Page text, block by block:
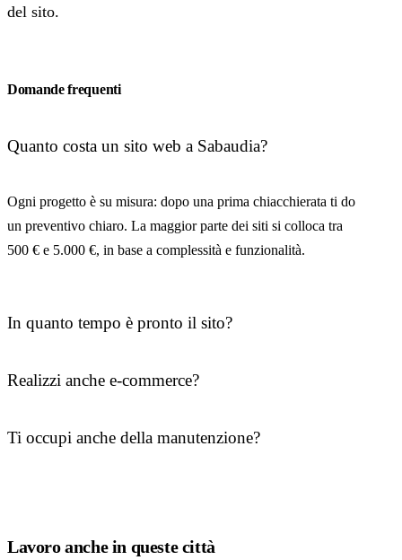
del sito.
Domande frequenti
Quanto costa un sito web a Sabaudia?
Ogni progetto è su misura: dopo una prima chiacchierata ti do
un preventivo chiaro. La maggior parte dei siti si colloca tra
500 € e 5.000 €, in base a complessità e funzionalità.
In quanto tempo è pronto il sito?
Realizzi anche e-commerce?
Ti occupi anche della manutenzione?
Lavoro anche in queste città